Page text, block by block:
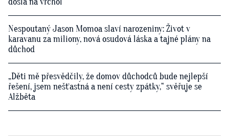
Nespoutaný Jason Momoa slaví narozeniny: Život v
karavanu za miliony, nová osudová láska a tajné plány na
důchod
„Děti mě přesvědčily, že domov důchodců bude nejlepší
řešení, jsem nešťastná a není cesty zpátky,“ svěřuje se
Alžběta